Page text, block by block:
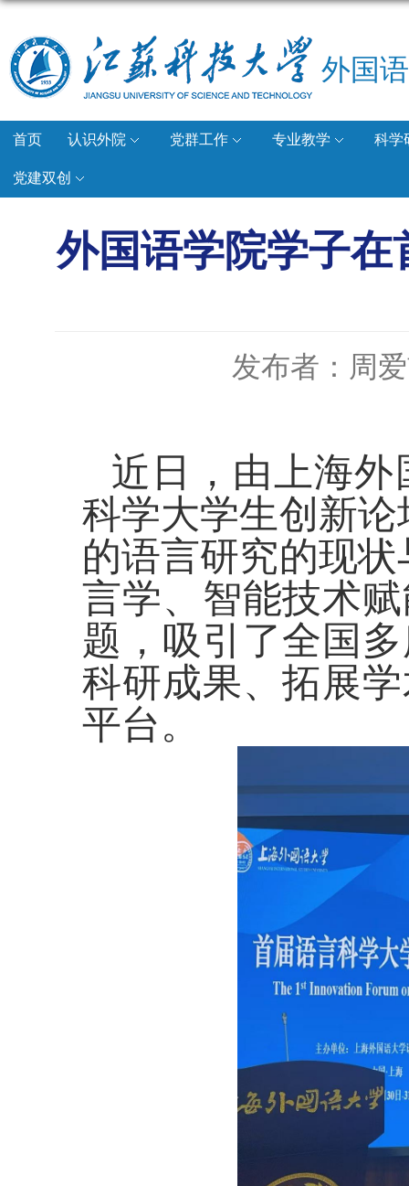
外国
首页 认识外院 党群工作 专业教学 科学
党建双创
外国语学院学子
发布者：周
近日，由上海
科学大学生创新
的语言研究的现
言学、智能技术
题，吸引了全国
科研成果、拓展
平台。